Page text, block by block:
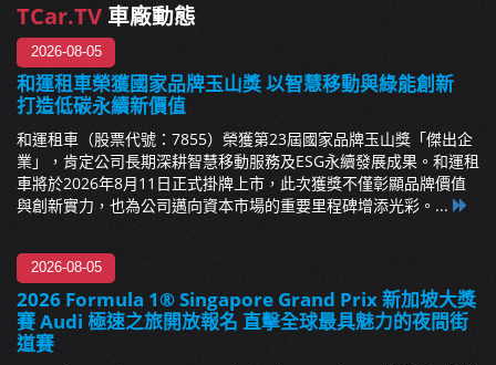
TCar.TV 車廠動態
2026-08-05
和運租車榮獲國家品牌玉山獎 以智慧移動與綠能創新
打造低碳永續新價值
和運租車（股票代號：7855）榮獲第23屆國家品牌玉山獎「傑出企
業」，肯定公司長期深耕智慧移動服務及ESG永續發展成果。和運租
車將於2026年8月11日正式掛牌上市，此次獲獎不僅彰顯品牌價值
與創新實力，也為公司邁向資本市場的重要里程碑增添光彩。...
2026-08-05
2026 Formula 1® Singapore Grand Prix 新加坡大獎
賽 Audi 極速之旅開放報名 直擊全球最具魅力的夜間街
道賽